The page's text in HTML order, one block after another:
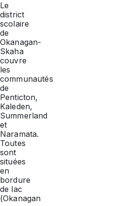
Le
district
scolaire
de
Okanagan-
Skaha
couvre
les
communautés
de
Penticton,
Kaleden,
Summerland
et
Naramata.
Toutes
sont
situées
en
bordure
de lac
(Okanagan